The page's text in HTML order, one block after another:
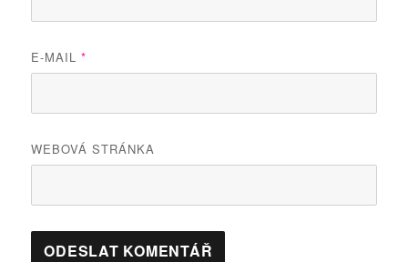
E-MAIL*
WEBOVÁ STRÁNKA